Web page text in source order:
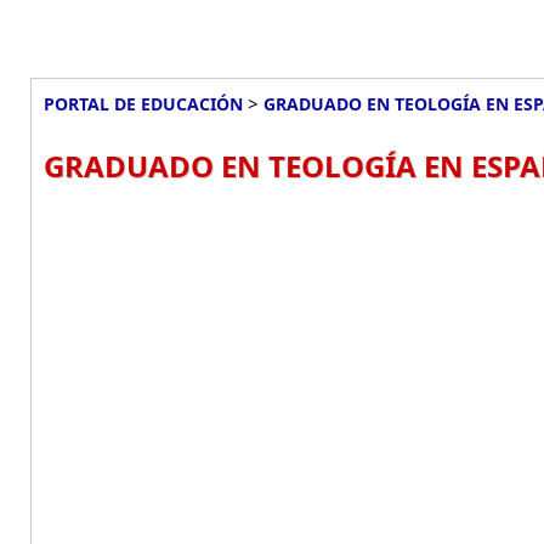
PORTAL DE EDUCACIÓN > GRADUADO EN TEOLOGÍA EN
GRADUADO EN TEOLOGÍA EN